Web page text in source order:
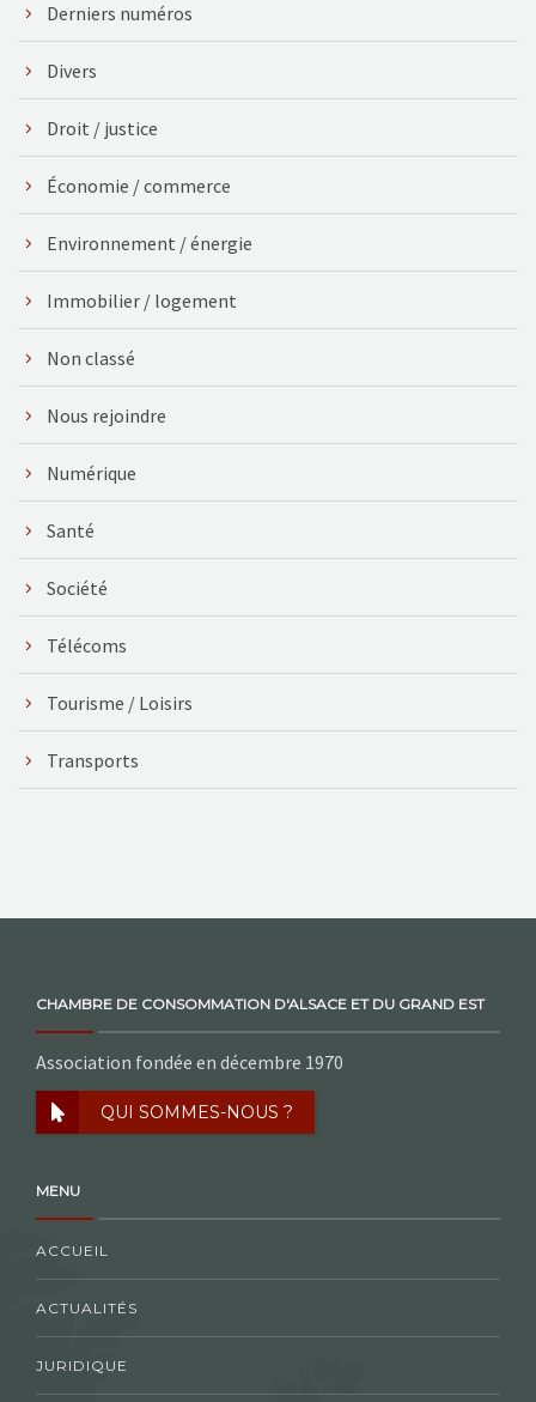
Derniers numéros
Divers
Droit / justice
Économie / commerce
Environnement / énergie
Immobilier / logement
Non classé
Nous rejoindre
Numérique
Santé
Société
Télécoms
Tourisme / Loisirs
Transports
CHAMBRE DE CONSOMMATION D'ALSACE ET DU GRAND EST
Association fondée en décembre 1970
QUI SOMMES-NOUS ?
MENU
ACCUEIL
ACTUALITÉS
JURIDIQUE